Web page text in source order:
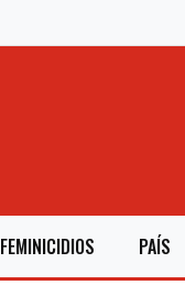
FEMINICIDIOS PAÍS